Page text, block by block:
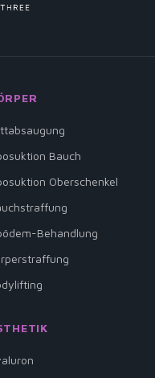
Bauch
Oberschenkel
Behandlung